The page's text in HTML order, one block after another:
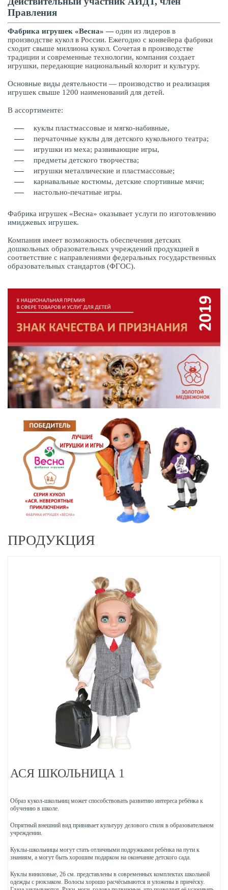
Правления
Фабрика игрушек «Весна» — один из лидеров в
производстве кукол в России. Ежегодно с конвейера фабрики
сходит свыше миллиона кукол. Сочетая в производстве
традиции и современные технологии, компания создает
игрушки, передающие национальный колорит и культуру.
Основные виды деятельности — производство и реализация
игрушек свыше 1200 наименований для детей.
В ассортименте:
куклы пластмассовые и мягко-набивные,
перчаточные куклы для детского кукольного театра;
игрушки из меха; развивающие игры,
предметы детского творчества;
игрушки металлические и пластмассовые;
карнавальные костюмы, детские спортивные мячи;
настольно-печатные игры.
Фабрика игрушек «Весна» оказывает услуги по изготовлению
имиджевых игрушек.
Компания имеет возможность обеспечения детских
дошкольных образовательных учреждений продукцией в
соответствие с направлениями федеральных государственных
образовательных стандартов (ФГОС).
ПРОДУКЦИЯ
АСЯ ШКОЛЬНИЦА 1
Образ кукол-школьниц может способствовать развитию интереса ребёнка к
обучению в школе.
Опрятный внешний вид прививает культуру делового стиля в образовательном
учреждении.
Куклы-школьницы могут стать отличными подружками ребёнка на пути к
знаниям, а могут быть хорошим подарком на окончание детского сада.
Куклы виниловые, 26 см. представлены в современных комплектах школьной
одежды с рюкзаком. Волосы хорошо расчёсываются и уложены в причёску.